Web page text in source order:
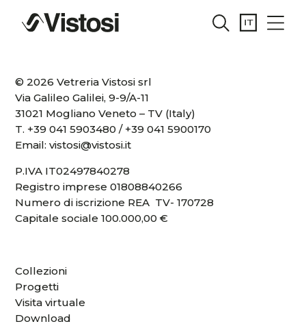
© 2026 Vetreria Vistosi srl
Via Galileo Galilei, 9-9/A-11
31021 Mogliano Veneto – TV (Italy)
T. +39 041 5903480 / +39 041 5900170
Email:vistosi@vistosi.it
P.IVA IT02497840278
Registro imprese 01808840266
Numero di iscrizione REA TV- 170728
Capitale sociale 100.000,00 €
Collezioni
Progetti
Visita virtuale
Download